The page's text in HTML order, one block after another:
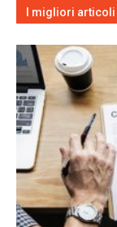
I migliori articoli